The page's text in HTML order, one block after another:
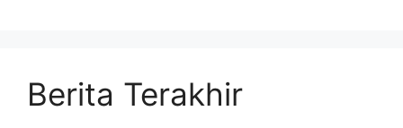
Berita Terakhir